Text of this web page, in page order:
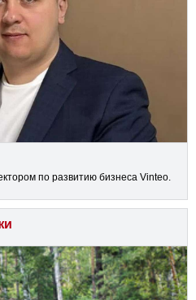
по развитию бизнеса Vinteo.